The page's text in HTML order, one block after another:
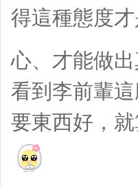
得這種態度
心、才能做
看到李前輩
要東西好，